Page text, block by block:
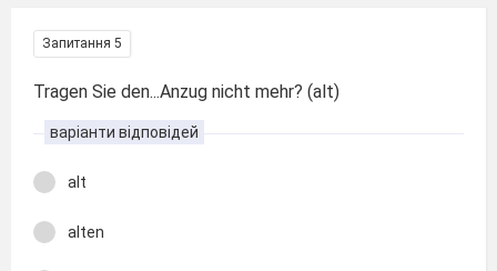
Запитання 5
Tragen Sie den...Anzug nicht mehr? (alt)
варіанти відповідей
alt
alten